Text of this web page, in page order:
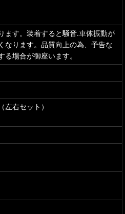
ます。装着すると騒音.車体振動が
なります。品質向上の為、予告な
る場合が御座います。
左右セット）